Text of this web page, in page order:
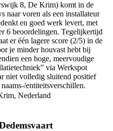
8, De Krim) komt in de
naar voren als een installateur
en goed werk levert, met
6 beoordelingen. Tegelijkertijd
er één lagere score (2/5) in de
je minder houvast hebt bij
een hoge, meervoudige
via Werkspot
niet volledig sluitend positief
entiteitsverschillen.
Nederland